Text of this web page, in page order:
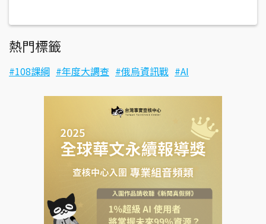
熱門標籤
108課綱 年度大調查 俄烏資訊戰 AI